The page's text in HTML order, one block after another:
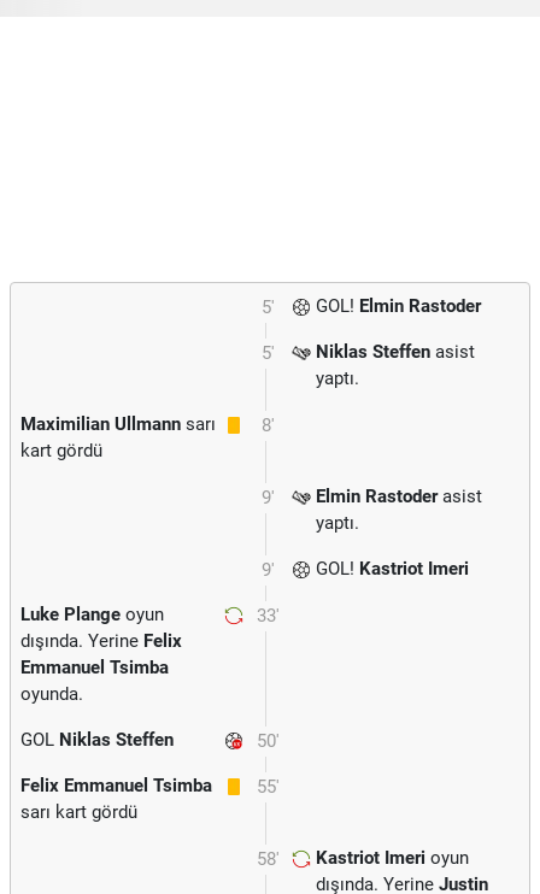
5' GOL! Elmin Rastoder
5' Niklas Steffen asist
yaptı.
8'
Maximilian Ullmann sarı
kart gördü
9' Elmin Rastoderasist
yaptı.
9' GOL! Kastriot Imeri
33'
Luke Plange oyun
dışında. Yerine Felix
Emmanuel Tsimba
oyunda.
50'
GOL Niklas Steffen
55'
Felix Emmanuel Tsimba
sarı kart gördü
58' Kastriot Imeri oyun
dışında. Yerine Justin